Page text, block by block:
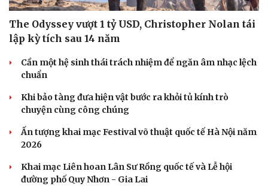
The Odyssey vượt 1 tỷ USD, Christopher Nolan tái
lập kỳ tích sau 14 năm
Cần một hệ sinh thái trách nhiệm để ngăn âm nhạc lệch
chuẩn
Khi bảo tàng đưa hiện vật bước ra khỏi tủ kính trò
chuyện cùng công chúng
Ấn tượng khai mạc Festival võ thuật quốc tế Hà Nội năm
2026
Khai mạc Liên hoan Lân Sư Rồng quốc tế và Lễ hội
đường phố Quy Nhơn - Gia Lai